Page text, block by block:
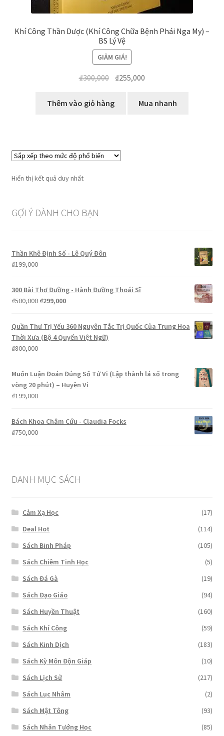
Khí Công Thần Dược (Khí Công Chữa Bệnh Phái Nga My) –
BS Lý Vệ
GIẢM GIÁ!
₫300,000 Giá
là:
₫255,000
tại
Thêm vào giỏ hàng Mua nhanh
Hiển thị kết quả duy nhất
GỢI Ý DÀNH CHO BẠN
Thần Khê Định Số - Lê Quý Đôn
₫199,000
300 Bài Thơ Đường - Hành Đường Thoái Sĩ
₫500,000 Giá
là:
₫500,000.
₫299,000Giá
tại
là:
Quần Thư Trị Yếu 360 Nguyên Tắc Trị Quốc Của Trung Hoa
Thời Xưa (Bộ 4 Quyển Việt Ngữ)
₫800,000
Muốn Luận Đoán Đúng Số Tử Vi (Lập thành lá số trong
vòng 20 phút) – Huyền Vi
₫199,000
Bách Khoa Châm Cứu - Claudia Focks
₫750,000
DANH MỤC SÁCH
Cảm Xạ Học
(17)
Deal Hot
(114)
Sách Binh Pháp
(105)
Sách Chiêm Tinh Học
(5)
Sách Đá Gà
(19)
Sách Đạo Giáo
(94)
Sách Huyền Thuật
(160)
Sách Khí Công
(59)
Sách Kinh Dịch
(183)
Sách Kỳ Môn Độn Giáp
(10)
Sách Lịch Sử
(217)
Sách Lục Nhâm
(2)
Sách Mật Tông
(93)
Sách Nhân Tướng Học
(85)